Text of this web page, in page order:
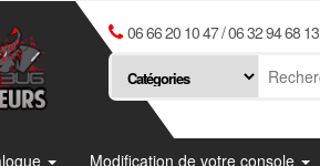
06 66 20 10 47 / 06 32 94 68 13
Modification de votre console